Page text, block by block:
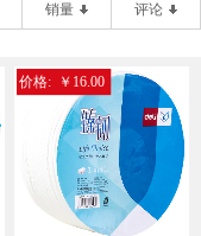
销量 评论
价格: ￥16.00